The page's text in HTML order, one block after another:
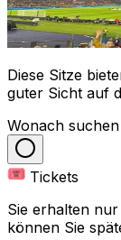
Diese Sitze
guter Sicht auf
Wonach suchen
Tickets
Sie erhalten
können Sie